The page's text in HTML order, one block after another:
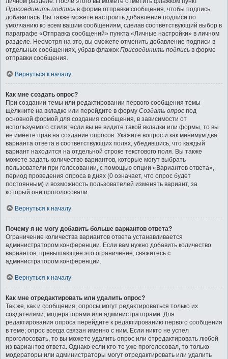
Присоединить подпись в форме отправки сообщения, чтобы подпись
добавилась. Вы также можете настроить добавление подписи по
умолчанию ко всем вашим сообщениям, сделав соответствующий выбор в
параграфе «Отправка сообщений» пункта «Личные настройки» в личном
разделе. Несмотря на это, вы сможете отменить добавление подписи в
отдельных сообщениях, убрав флажок Присоединить подпись в форме
отправки сообщения.
Вернуться к началу
Как мне создать опрос?
При создании темы или редактировании первого сообщения темы
щёлкните на вкладке или перейдите в форму Создать опрос под
основной формой для создания сообщения, в зависимости от
используемого стиля; если вы не видите такой вкладки или формы, то вы
не имеете прав на создание опросов. Укажите вопрос и как минимум два
варианта ответа в соответствующих полях, убедившись, что каждый
вариант находится на отдельной строке текстового поля. Вы также
можете задать количество вариантов, которые могут выбрать
пользователи при голосовании, с помощью опции «Вариантов ответа»,
период проведения опроса в днях (0 означает, что опрос будет
постоянным) и возможность пользователей изменять вариант, за
который они проголосовали.
Вернуться к началу
Почему я не могу добавить больше вариантов ответа?
Ограничение количества вариантов ответа устанавливается
администратором конференции. Если вам нужно добавить количество
вариантов, превышающее это ограничение, свяжитесь с
администратором конференции.
Вернуться к началу
Как мне отредактировать или удалить опрос?
Так же, как и сообщения, опросы могут редактироваться только их
создателями, модераторами или администраторами. Для
редактирования опроса перейдите к редактированию первого сообщения
в теме; опрос всегда связан именно с ним. Если никто не успел
проголосовать, то вы можете удалить опрос или отредактировать любой
из вариантов ответа. Однако если кто-то уже проголосовал, то только
модераторы или администраторы могут отредактировать или удалить